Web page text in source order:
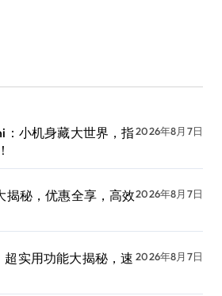
：小机身藏大世界，指2026年8月7日
揭秘，优惠全享，高效2026年8月7日
超实用功能大揭秘，速 2026年8月7日